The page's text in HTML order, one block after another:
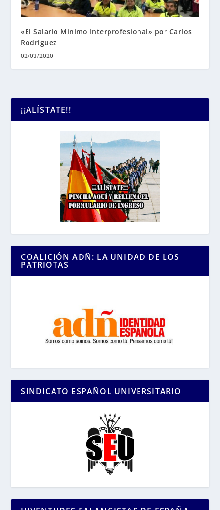
«El Salario Mínimo Interprofesional» por Carlos
Rodríguez
02/03/2020
¡¡ALÍSTATE!!
COALICIÓN ADÑ: LA UNIDAD DE LOS
PATRIOTAS
SINDICATO ESPAÑOL UNIVERSITARIO